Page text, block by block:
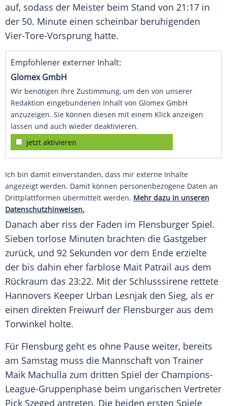
auf, sodass der Meister beim Stand von 21:17 in
der 50. Minute einen scheinbar beruhigenden
Vier-Tore-Vorsprung hatte.
Empfohlener externer Inhalt:
Glomex GmbH
Wir benötigen Ihre Zustimmung, um den von unserer
Redaktion eingebundenen Inhalt von Glomex GmbH
anzuzeigen. Sie können diesen mit einem Klick anzeigen
lassen und auch wieder deaktivieren.
jetzt aktivieren
Ich bin damit einverstanden, dass mir externe Inhalte
angezeigt werden. Damit können personenbezogene Daten an
Drittplattformen übermittelt werden. Mehr dazu in unseren
Datenschutzhinweisen.
Danach aber riss der Faden im Flensburger Spiel.
Sieben torlose Minuten brachten die Gastgeber
zurück, und 92 Sekunden vor dem Ende erzielte
der bis dahin eher farblose Mait Patrail aus dem
Rückraum das 23:22. Mit der Schlusssirene rettete
Hannovers Keeper Urban Lesnjak den Sieg, als er
einen direkten Freiwurf der Flensburger aus dem
Torwinkel holte.
Für Flensburg geht es ohne Pause weiter, bereits
am Samstag muss die Mannschaft von Trainer
Maik Machulla zum dritten Spiel der Champions-
League-Gruppenphase beim ungarischen Vertreter
Pick Szeged antreten. Die beiden ersten Spiele